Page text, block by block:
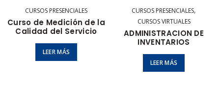
CURSOS PRESENCIALES
Curso de Medición de la
Calidad del Servicio
LEER MÁS
CURSOS PRESENCIALES,
CURSOS VIRTUALES
ADMINISTRACION DE
INVENTARIOS
LEER MÁS